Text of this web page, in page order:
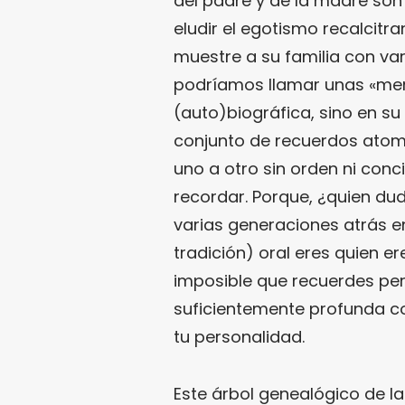
eludir el egotismo
muestre a su familia con
podríamos llamar unas
(auto)biográfica, sino en
conjunto de recuerdos
uno a otro sin orden ni
recordar. Porque, ¿quien
varias generaciones atrás
tradición) oral eres quien
imposible que recuerdes
suficientemente profunda
tu personalidad.
Este árbol genealógico de